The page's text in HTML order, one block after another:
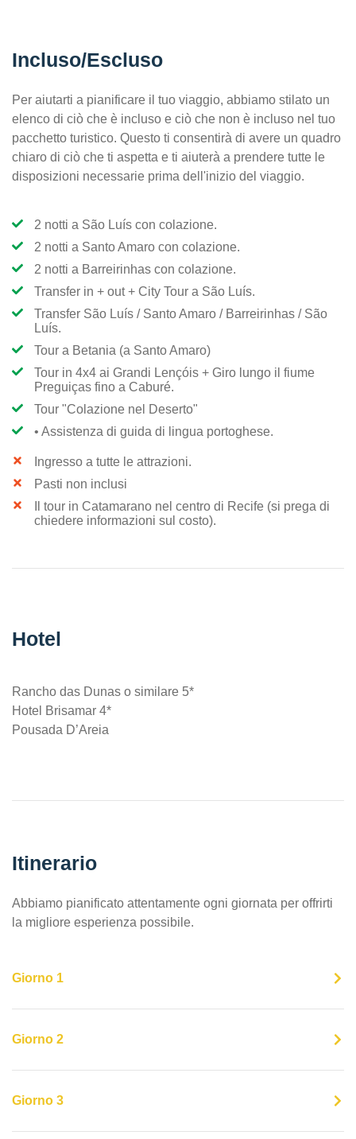
Incluso/Escluso
Per aiutarti a pianificare il tuo viaggio, abbiamo stilato un
elenco di ciò che è incluso e ciò che non è incluso nel tuo
pacchetto turistico. Questo ti consentirà di avere un quadro
chiaro di ciò che ti aspetta e ti aiuterà a prendere tutte le
disposizioni necessarie prima dell'inizio del viaggio.
2 notti a São Luís con colazione.
2 notti a Santo Amaro con colazione.
2 notti a Barreirinhas con colazione.
Transfer in + out + City Tour a São Luís.
Transfer São Luís / Santo Amaro / Barreirinhas / São
Luís.
Tour a Betania (a Santo Amaro)
Tour in 4x4 ai Grandi Lençóis + Giro lungo il fiume
Preguiças fino a Caburé.
Tour "Colazione nel Deserto"
• Assistenza di guida di lingua portoghese.
Ingresso a tutte le attrazioni.
Pasti non inclusi
Il tour in Catamarano nel centro di Recife (si prega di
chiedere informazioni sul costo).
Hotel
Rancho das Dunas o similare 5*
Hotel Brisamar 4*
Pousada D’Areia
Itinerario
Abbiamo pianificato attentamente ogni giornata per offrirti
la migliore esperienza possibile.
Giorno 1
Giorno 2
Giorno 3